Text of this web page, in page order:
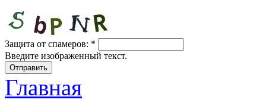
Защита от спамеров: *
Введите изображенный текст.
Главная